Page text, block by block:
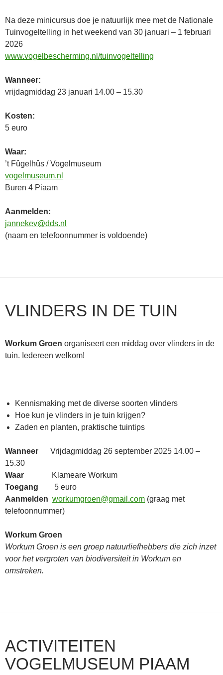
Na deze minicursus doe je natuurlijk mee met de Nationale
Tuinvogeltelling in het weekend van 30 januari – 1 februari
2026
www.vogelbescherming.nl/tuinvogeltelling
Wanneer:
vrijdagmiddag 23 januari 14.00 – 15.30
Kosten:
5 euro
Waar:
’t Fûgelhûs / Vogelmuseum
vogelmuseum.nl
Buren 4 Piaam
Aanmelden:
jannekev@dds.nl
(naam en telefoonnummer is voldoende)
VLINDERS IN DE TUIN
Workum Groen organiseert een middag over vlinders in de
tuin. Iedereen welkom!
Kennismaking met de diverse soorten vlinders
Hoe kun je vlinders in je tuin krijgen?
Zaden en planten, praktische tuintips
Wanneer Vrijdagmiddag 26 september 2025 14.00 –
15.30
Waar
Klameare Workum
Toegang 5 euro
Aanmelden workumgroen@gmail.com (graag met
telefoonnummer)
Workum Groen
Workum Groen is een groep natuurliefhebbers die zich inzet
voor het vergroten van biodiversiteit in Workum en
omstreken.
ACTIVITEITEN
VOGELMUSEUM PIAAM